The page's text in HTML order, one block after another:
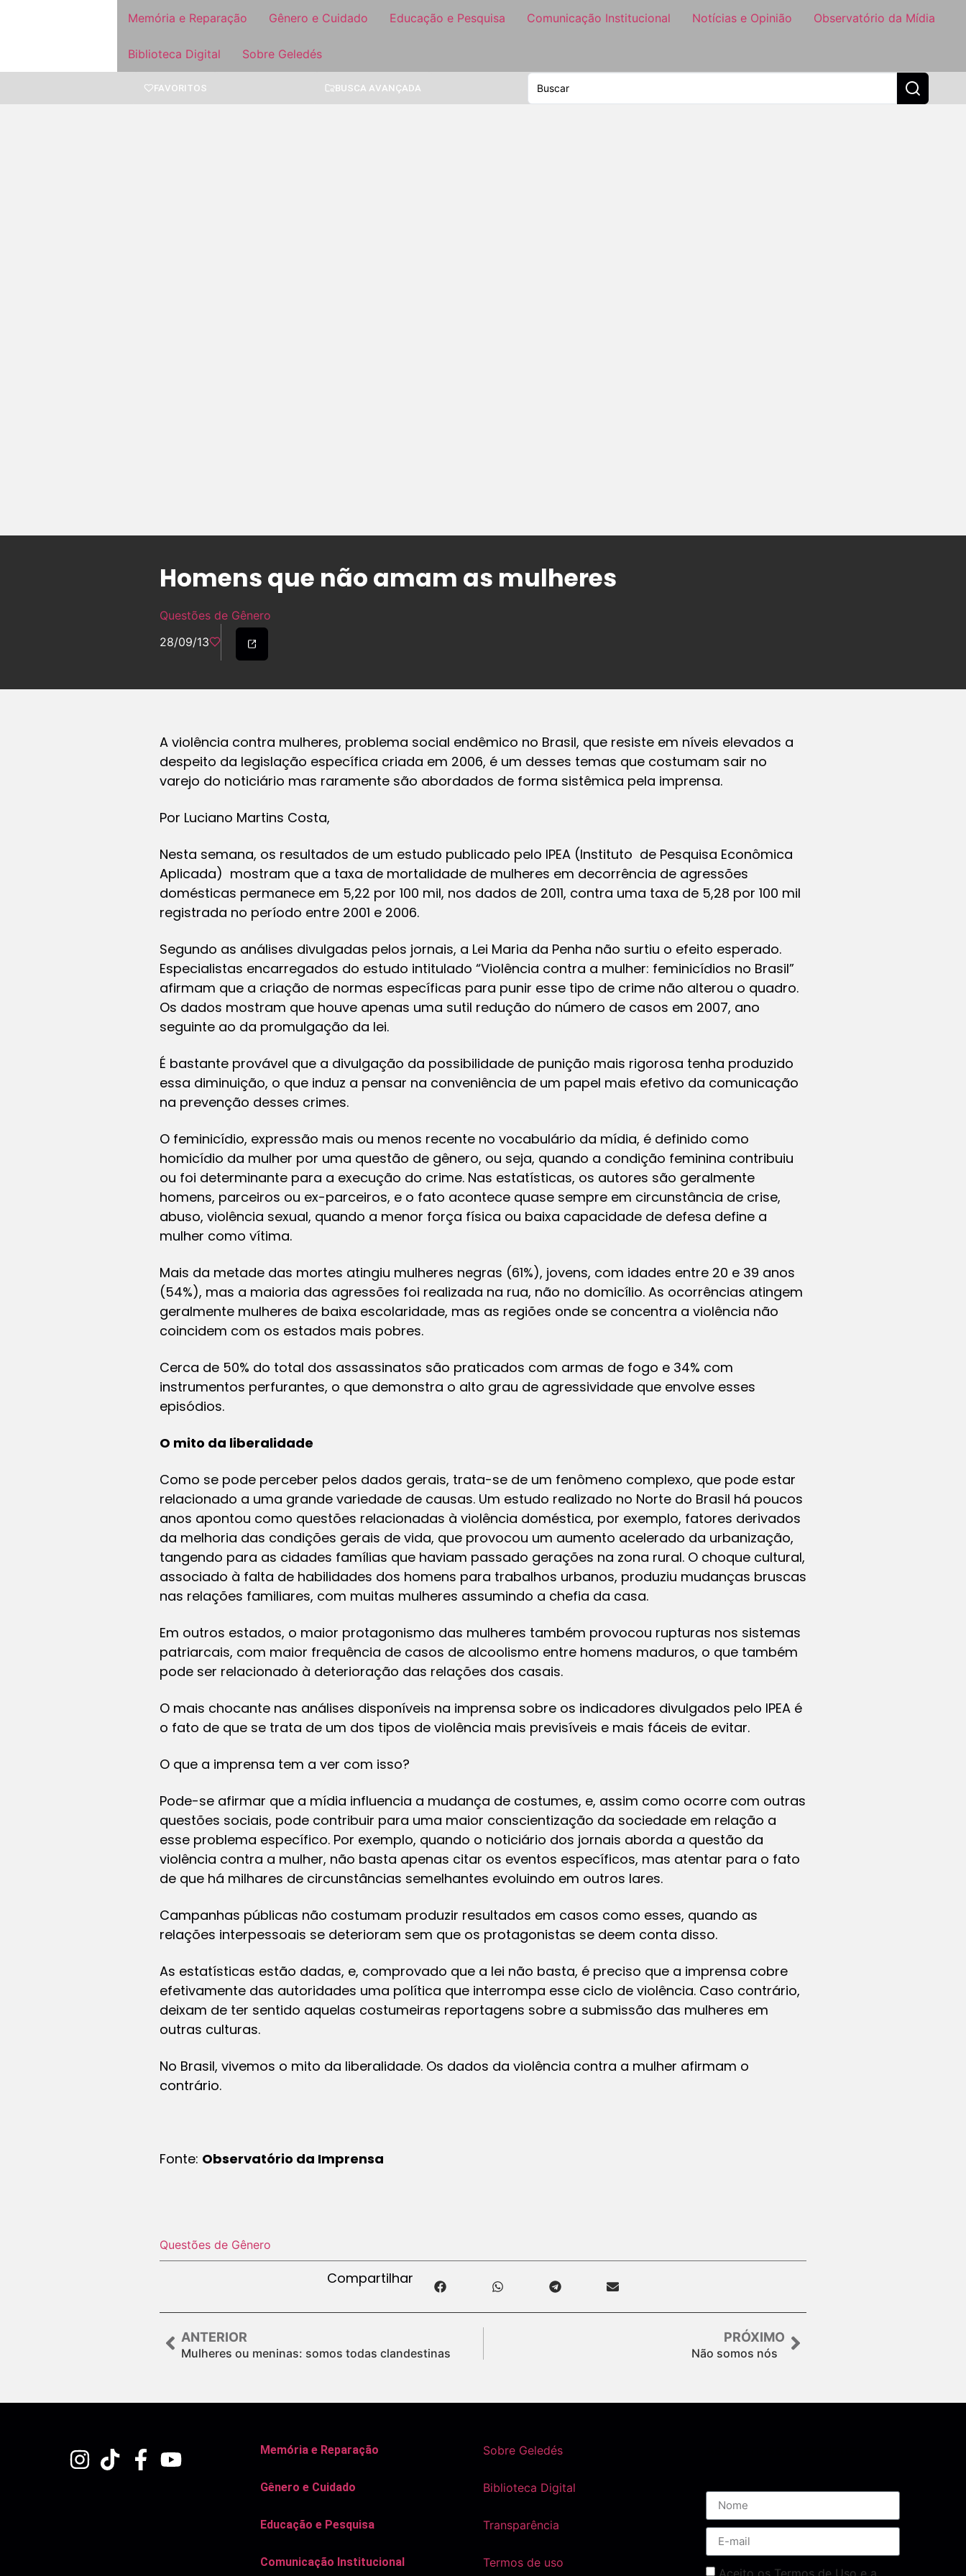
Memória e Reparação Gênero e Cuidado Educação e Pesquisa Comunicação Institucional Notícias e Opinião Observatório da Mídia
Biblioteca Digital Sobre Geledés
FAVORITOS BUSCA AVANÇADA
Homens que não amam as mulheres
Questões de Gênero
28/09/13
A violência contra mulheres, problema social endêmico no Brasil, que resiste em níveis elevados a
despeito da legislação específica criada em 2006, é um desses temas que costumam sair no
varejo do noticiário mas raramente são abordados de forma sistêmica pela imprensa.
Por Luciano Martins Costa,
Nesta semana, os resultados de um estudo publicado pelo IPEA (Instituto de Pesquisa Econômica
Aplicada) mostram que a taxa de mortalidade de mulheres em decorrência de agressões
domésticas permanece em 5,22 por 100 mil, nos dados de 2011, contra uma taxa de 5,28 por 100 mil
registrada no período entre 2001 e 2006.
Segundo as análises divulgadas pelos jornais, a Lei Maria da Penha não surtiu o efeito esperado.
Especialistas encarregados do estudo intitulado “Violência contra a mulher: feminicídios no Brasil”
afirmam que a criação de normas específicas para punir esse tipo de crime não alterou o quadro.
Os dados mostram que houve apenas uma sutil redução do número de casos em 2007, ano
seguinte ao da promulgação da lei.
É bastante provável que a divulgação da possibilidade de punição mais rigorosa tenha produzido
essa diminuição, o que induz a pensar na conveniência de um papel mais efetivo da comunicação
na prevenção desses crimes.
O feminicídio, expressão mais ou menos recente no vocabulário da mídia, é definido como
homicídio da mulher por uma questão de gênero, ou seja, quando a condição feminina contribuiu
ou foi determinante para a execução do crime. Nas estatísticas, os autores são geralmente
homens, parceiros ou ex-parceiros, e o fato acontece quase sempre em circunstância de crise,
abuso, violência sexual, quando a menor força física ou baixa capacidade de defesa define a
mulher como vítima.
Mais da metade das mortes atingiu mulheres negras (61%), jovens, com idades entre 20 e 39 anos
(54%), mas a maioria das agressões foi realizada na rua, não no domicílio. As ocorrências atingem
geralmente mulheres de baixa escolaridade, mas as regiões onde se concentra a violência não
coincidem com os estados mais pobres.
Cerca de 50% do total dos assassinatos são praticados com armas de fogo e 34% com
instrumentos perfurantes, o que demonstra o alto grau de agressividade que envolve esses
episódios.
O mito da liberalidade
Como se pode perceber pelos dados gerais, trata-se de um fenômeno complexo, que pode estar
relacionado a uma grande variedade de causas. Um estudo realizado no Norte do Brasil há poucos
anos apontou como questões relacionadas à violência doméstica, por exemplo, fatores derivados
da melhoria das condições gerais de vida, que provocou um aumento acelerado da urbanização,
tangendo para as cidades famílias que haviam passado gerações na zona rural. O choque cultural,
associado à falta de habilidades dos homens para trabalhos urbanos, produziu mudanças bruscas
nas relações familiares, com muitas mulheres assumindo a chefia da casa.
Em outros estados, o maior protagonismo das mulheres também provocou rupturas nos sistemas
patriarcais, com maior frequência de casos de alcoolismo entre homens maduros, o que também
pode ser relacionado à deterioração das relações dos casais.
O mais chocante nas análises disponíveis na imprensa sobre os indicadores divulgados pelo IPEA é
o fato de que se trata de um dos tipos de violência mais previsíveis e mais fáceis de evitar.
O que a imprensa tem a ver com isso?
Pode-se afirmar que a mídia influencia a mudança de costumes, e, assim como ocorre com outras
questões sociais, pode contribuir para uma maior conscientização da sociedade em relação a
esse problema específico. Por exemplo, quando o noticiário dos jornais aborda a questão da
violência contra a mulher, não basta apenas citar os eventos específicos, mas atentar para o fato
de que há milhares de circunstâncias semelhantes evoluindo em outros lares.
Campanhas públicas não costumam produzir resultados em casos como esses, quando as
relações interpessoais se deterioram sem que os protagonistas se deem conta disso.
As estatísticas estão dadas, e, comprovado que a lei não basta, é preciso que a imprensa cobre
efetivamente das autoridades uma política que interrompa esse ciclo de violência. Caso contrário,
deixam de ter sentido aquelas costumeiras reportagens sobre a submissão das mulheres em
outras culturas.
No Brasil, vivemos o mito da liberalidade. Os dados da violência contra a mulher afirmam o
contrário.
Fonte: Observatório da Imprensa
Questões de Gênero
Compartilhar
ANTERIOR
Mulheres ou meninas: somos todas clandestinas
PRÓXIMO
Não somos nós
Memória e Reparação
Gênero e Cuidado
Educação e Pesquisa
Comunicação Institucional
Sobre Geledés
Biblioteca Digital
Transparência
Termos de uso
Aceito os Termos de Uso e a